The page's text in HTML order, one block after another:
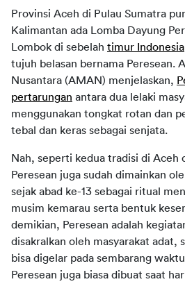
Provinsi Aceh di Pulau Sumatra
Kalimantan ada Lomba Dayung
Lombok di sebelah timur Indonesia
tujuh belasan bernama Peresean.
Nusantara (AMAN) menjelaskan,
pertarungan antara dua lelaki
menggunakan tongkat rotan dan
tebal dan keras sebagai senjata.
Nah, seperti kedua tradisi di Aceh
Peresean juga sudah dimainkan
sejak abad ke-13 sebagai ritual
musim kemarau serta bentuk
demikian, Peresean adalah
disakralkan oleh masyarakat adat,
bisa digelar pada sembarang
Peresean juga biasa dibuat saat